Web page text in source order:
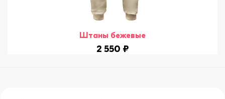
Штаны бежевые
2 550 ₽